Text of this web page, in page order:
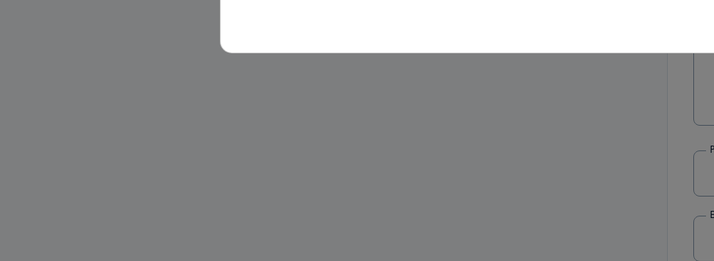
19 dostępu do danych osobowych dotyczących Państwa oraz uzyskania ich kopii, a